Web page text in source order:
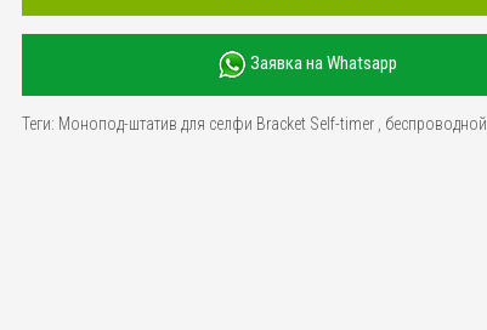
Заявка на Whatsapp
Теги: Монопод-штатив для селфи Bracket Self-timer беспроводной